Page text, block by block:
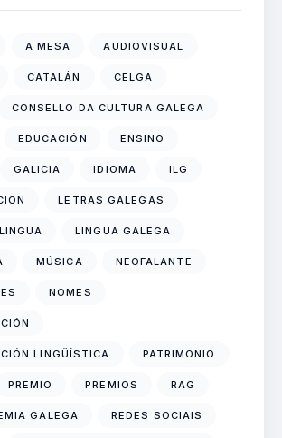
A MESA AUDIOVISUAL
CATALÁN CELGA
CONSELLO DA CULTURA GALEGA
EDUCACIÓN ENSINO
GALICIA IDIOMA ILG
LETRAS GALEGAS
LINGUA LINGUA GALEGA
MÚSICA NEOFALANTE
NOMES
LINGÜÍSTICA PATRIMONIO
PREMIO PREMIOS RAG
GALEGA REDES SOCIAIS